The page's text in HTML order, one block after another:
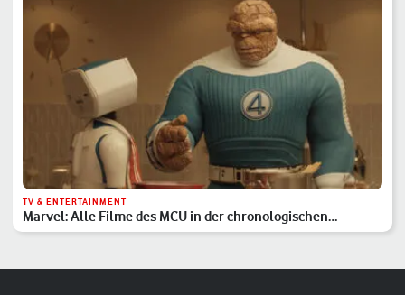
TV & ENTERTAINMENT
Marvel: Alle Filme des MCU in der chronologischen
Reihenfolge